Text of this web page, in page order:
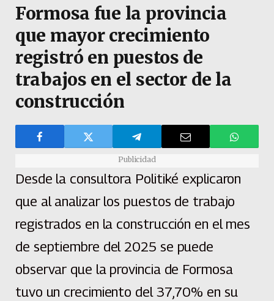
Formosa fue la provincia
que mayor crecimiento
registró en puestos de
trabajos en el sector de la
construcción
Publicidad
Desde la consultora Politiké explicaron
que al analizar los puestos de trabajo
registrados en la construcción en el mes
de septiembre del 2025 se puede
observar que la provincia de Formosa
tuvo un crecimiento del 37,70% en su